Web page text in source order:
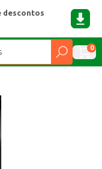
descontos
0